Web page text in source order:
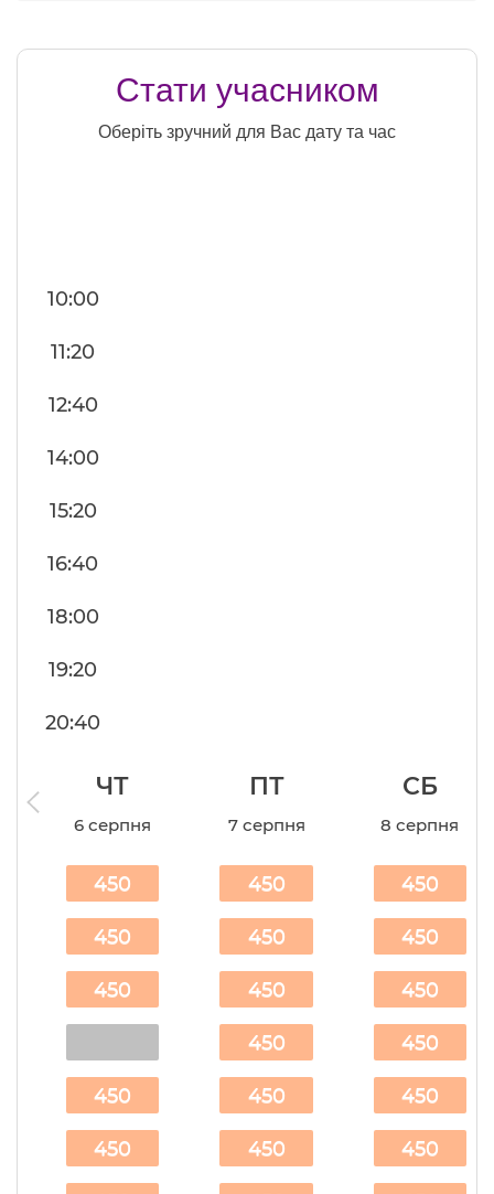
Стати учасником
Оберіть зручний для Вас дату та час
10:00
11:20
12:40
14:00
15:20
16:40
18:00
19:20
20:40
ЧТ
6 серпня
450
450
450
450
450
ПТ
7 серпня
450
450
450
450
450
450
СБ
8 серпня
450
450
450
450
450
450